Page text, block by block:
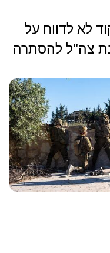
לא לדווח על
צה"ל להסתרה